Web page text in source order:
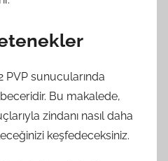
PVP sunucularında
Bu makalede,
zindanı nasıl daha
keşfedeceksiniz.